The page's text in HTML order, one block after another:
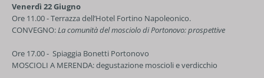
Venerdì 22 Giugno
Ore 11.00 - Terrazza dell’Hotel Fortino Napoleonico.
CONVEGNO:La comunità del mosciolo di Portonovo: prospettive
Ore 17.00 - Spiaggia Bonetti Portonovo
MOSCIOLI A MERENDA: degustazione moscioli e verdicchio